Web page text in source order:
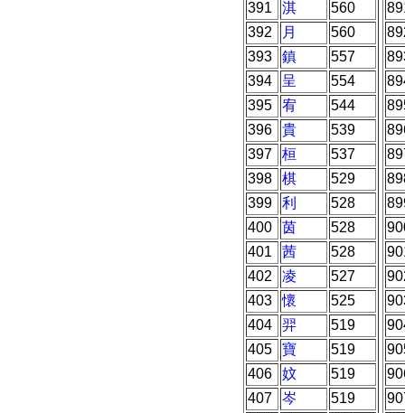
391
淇
560
392
月
560
393
鎮
557
394
呈
554
395
宥
544
396
貴
539
397
桓
537
398
棋
529
399
利
528
400
茵
528
401
茜
528
402
凌
527
403
懷
525
404
羿
519
405
寶
519
406
妏
519
407
岑
519